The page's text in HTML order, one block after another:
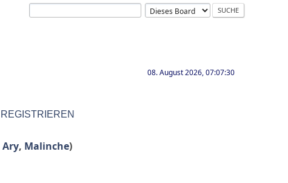
08. August 2026, 07:07:30
REGISTRIEREN
Ary, Malinche)